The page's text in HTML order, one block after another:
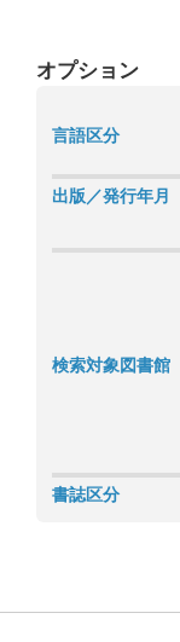
オプション
言語区分
出版／発行年月
検索対象図書館
書誌区分